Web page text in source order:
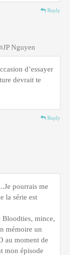
Reply
JP Nguyen
d’essayer
devrait te
Reply
pourrais me
la série est
Bloodties, mince,
mémoire un
au moment de
mon épisode